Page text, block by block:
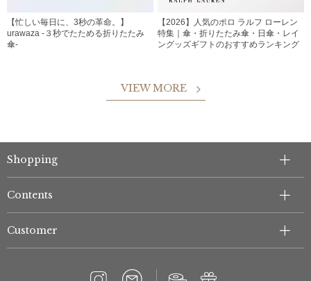
【忙しい毎日に、3秒の革命。】
urawaza -３秒でたためる折りたたみ
傘-
【2026】人気のポロ ラルフ ローレン
特集｜傘・折りたたみ傘・日傘・レイ
ングッズギフトのおすすめランキング
VIEW MORE
Shopping
Contents
Customer